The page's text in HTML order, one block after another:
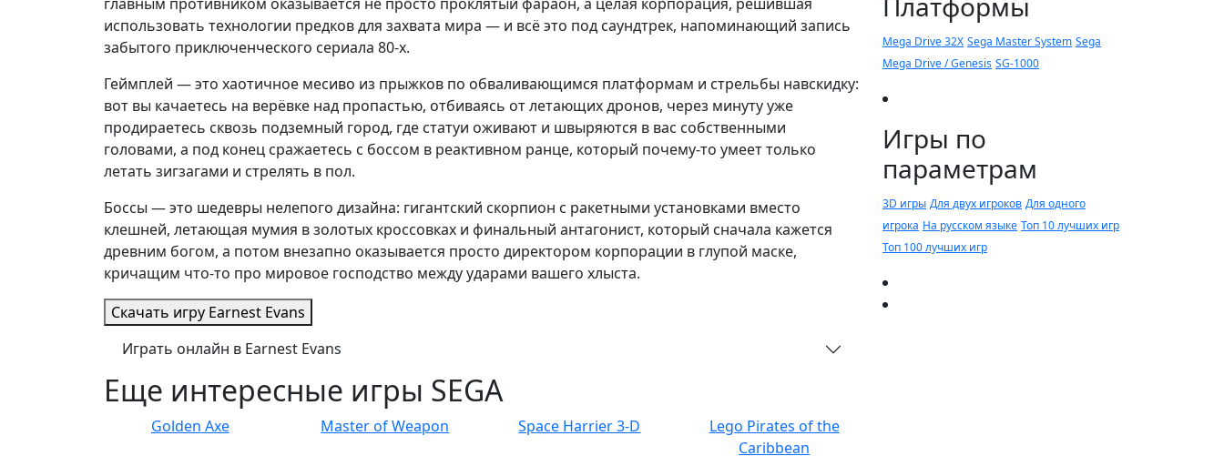
использовать технологии предков для захвата мира — и всё это под саундтрек, напоминающий запись
забытого приключенческого сериала 80-х.
Геймплей — это хаотичное месиво из прыжков по обваливающимся платформам и стрельбы навскидку:
вот вы качаетесь на верёвке над пропастью, отбиваясь от летающих дронов, через минуту уже
продираетесь сквозь подземный город, где статуи оживают и швыряются в вас собственными
головами, а под конец сражаетесь с боссом в реактивном ранце, который почему-то умеет только
летать зигзагами и стрелять в пол.
Боссы — это шедевры нелепого дизайна: гигантский скорпион с ракетными установками вместо
клешней, летающая мумия в золотых кроссовках и финальный антагонист, который сначала кажется
древним богом, а потом внезапно оказывается просто директором корпорации в глупой маске,
кричащим что-то про мировое господство между ударами вашего хлыста.
Скачать игру Earnest Evans
Играть онлайн в Earnest Evans
Еще интересные игры SEGA
Golden Axe Master of Weapon Space Harrier 3-D
Lego Pirates of the
Caribbean
Mega Drive 32X Sega Master System Sega
Mega Drive / Genesis SG-1000
Игры по
параметрам
3D игры Для двух игроков Для одного
игрока На русском языке Топ 10 лучших игр
Топ 100 лучших игр